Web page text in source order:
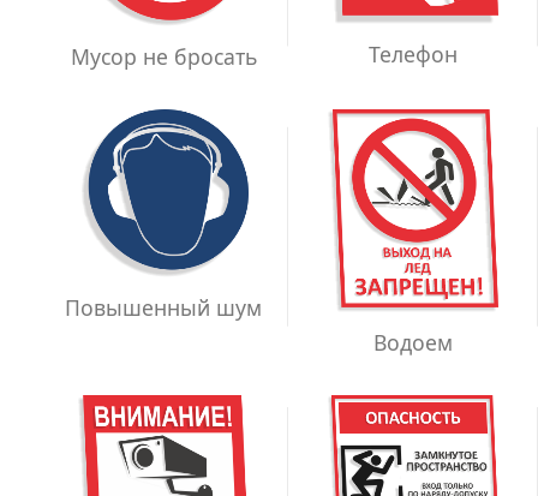
Мусор не бросать Телефон
Повышенный шум
Водоем